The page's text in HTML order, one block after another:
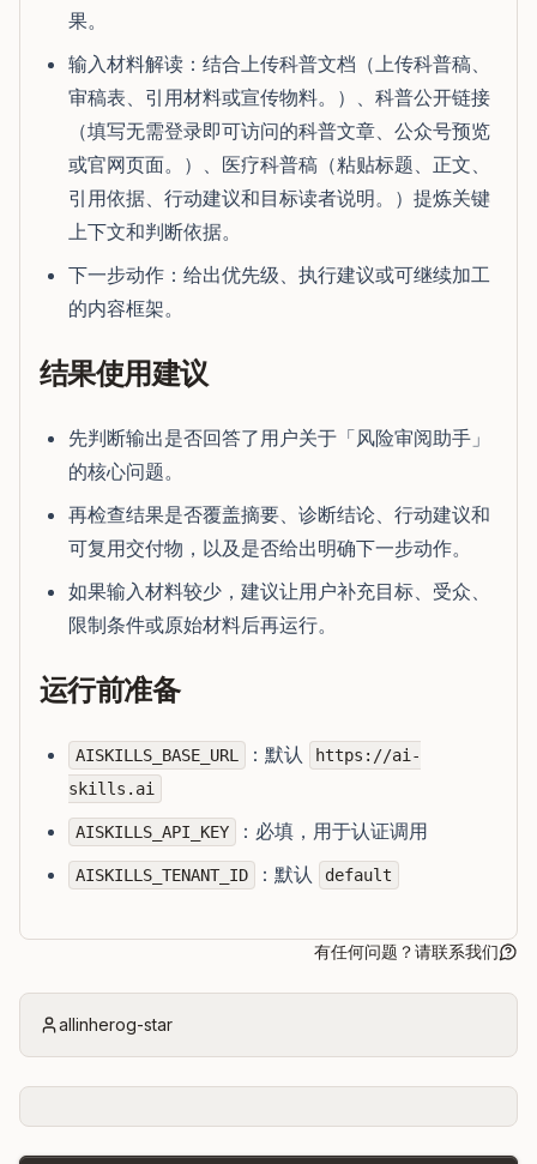
果。
输入材料解读：结合上传科普文档（上传科普稿、
审稿表、引用材料或宣传物料。）、科普公开链接
（填写无需登录即可访问的科普文章、公众号预览
或官网页面。）、医疗科普稿（粘贴标题、正文、
引用依据、行动建议和目标读者说明。）提炼关键
上下文和判断依据。
下一步动作：给出优先级、执行建议或可继续加工
的内容框架。
结果使用建议
先判断输出是否回答了用户关于「风险审阅助手」
的核心问题。
再检查结果是否覆盖摘要、诊断结论、行动建议和
可复用交付物，以及是否给出明确下一步动作。
如果输入材料较少，建议让用户补充目标、受众、
限制条件或原始材料后再运行。
运行前准备
AISKILLS_BASE_URL ：默认
https://ai-
skills.ai
AISKILLS_API_KEY ：必填，用于认证调用
AISKILLS_TENANT_ID ：默认 default
有任何问题？请联系我们
allinherog-star